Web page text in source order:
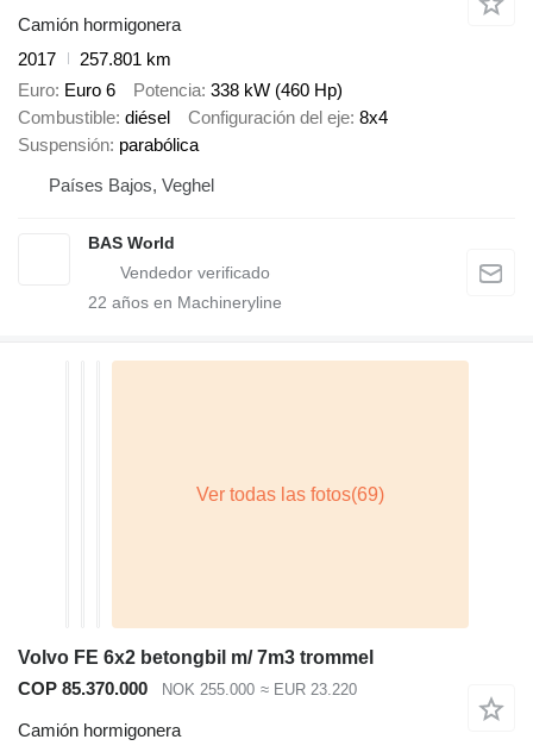
Camión hormigonera
2017
257.801 km
Euro Euro 6 Potencia 338 kW (460 Hp)
Combustible diésel Configuración del eje 8x4
Suspensión parabólica
Países Bajos, Veghel
BAS World
22 años en Machineryline
Volvo FE 6x2 betongbil m/ 7m3 trommel
COP 85.370.000
NOK 255.000 ≈ EUR 23.220
Camión hormigonera